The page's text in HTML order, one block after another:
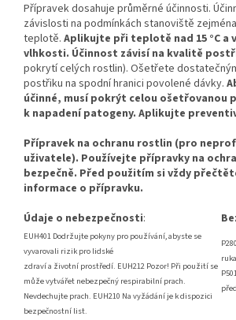
Přípravek dosahuje průměrné účinnosti.
závislosti na podmínkách stanoviště
teplotě. Aplikujte při teplotě nad 15 °C a
vlhkosti. Účinnost závisí na kvalitě
pokrytí celých rostlin). Ošetřete
postřiku na spodní hranici povolené dávky.
účinné, musí pokrýt celou ošetřovanou
k napadení patogeny. Aplikujte
Přípravek na ochranu rostlin (pro
uživatele). Používejte přípravky na
bezpečně. Před použitím si vždy
informace o přípravku.
Údaje o nebezpečnosti:
EUH401 Dodržujte pokyny pro používání, abyste se
vyvarovali rizik pro lidské
zdraví a životní prostředí. EUH212 Pozor! Při použití se
může vytvářet nebezpečný respirabilní prach.
Nevdechujte prach. EUH210 Na vyžádání je k dispozici
bezpečnostní list.